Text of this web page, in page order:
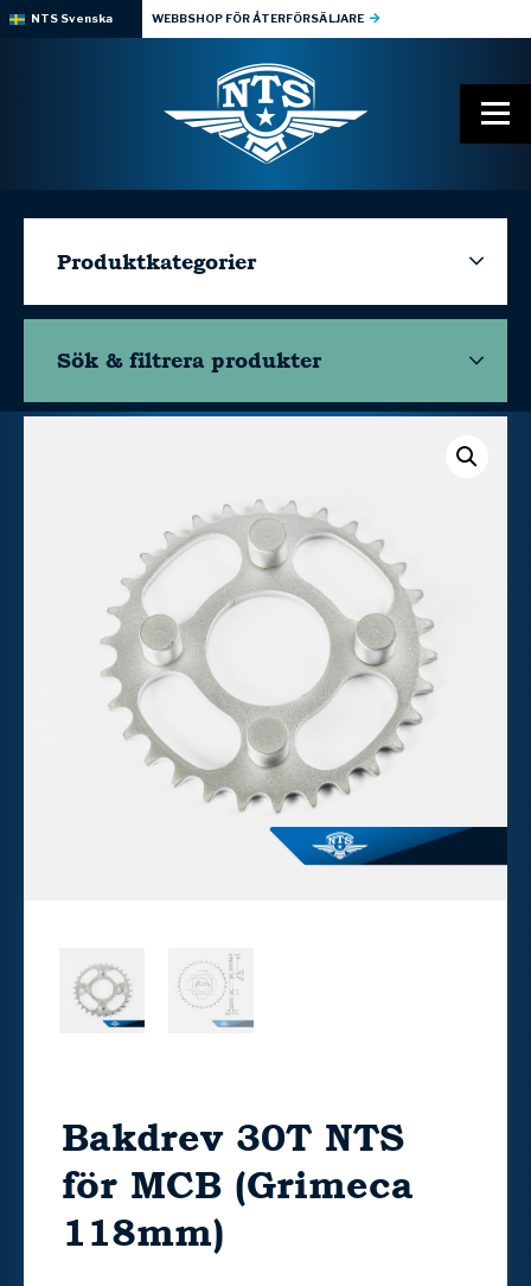
NTS Svenska WEBBSHOP FÖR ÅTERFÖRSÄLJARE
Produktkategorier
Sök & filtrera produkter
Bakdrev 30T NTS
för MCB (Grimeca
118mm)